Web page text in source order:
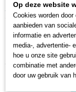
Home>Paard>
Sorteer
Op deze website
Cookies worden
aanbieden van
informatie en
media-, advertentie-
hoe u onze site
combinatie met
door uw gebruik van